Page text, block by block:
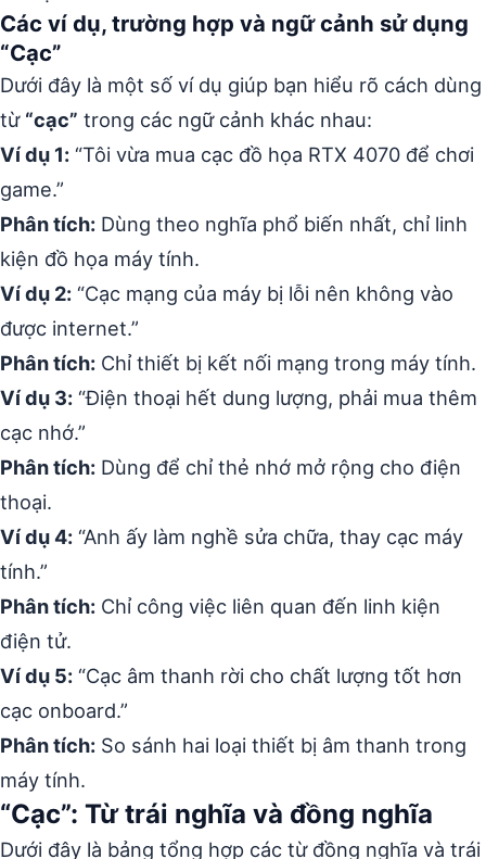
Các ví dụ, trường hợp và ngữ cảnh sử dụng
“Cạc”
Dưới đây là một số ví dụ giúp bạn hiểu rõ cách dùng
từ “cạc” trong các ngữ cảnh khác nhau:
Ví dụ 1: “Tôi vừa mua cạc đồ họa RTX 4070 để chơi
game.”
Phân tích: Dùng theo nghĩa phổ biến nhất, chỉ linh
kiện đồ họa máy tính.
Ví dụ 2: “Cạc mạng của máy bị lỗi nên không vào
được internet.”
Phân tích: Chỉ thiết bị kết nối mạng trong máy tính.
Ví dụ 3: “Điện thoại hết dung lượng, phải mua thêm
cạc nhớ.”
Phân tích: Dùng để chỉ thẻ nhớ mở rộng cho điện
thoại.
Ví dụ 4: “Anh ấy làm nghề sửa chữa, thay cạc máy
tính.”
Phân tích: Chỉ công việc liên quan đến linh kiện
điện tử.
Ví dụ 5: “Cạc âm thanh rời cho chất lượng tốt hơn
cạc onboard.”
Phân tích: So sánh hai loại thiết bị âm thanh trong
máy tính.
“Cạc”: Từ trái nghĩa và đồng nghĩa
Dưới đây là bảng tổng hợp các từ đồng nghĩa và trái